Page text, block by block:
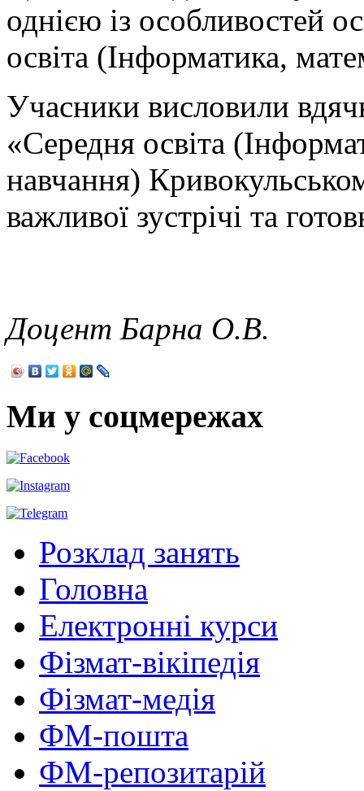
однією із особливостей
освіта (Інформатика,
Учасники висловили
«Середня освіта
навчання)
важливої зустрічі та
Доцент Барна О.В.
Ми у соцмережах
Розклад занять
Головна
Електронні курси
Фізмат-вікіпедія
Фізмат-медія
ФМ-пошта
ФМ-репозитарій